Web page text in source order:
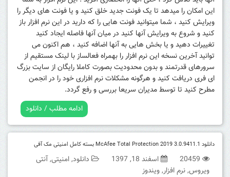
این امکان را میدهد تا یک فونت جدید خلق کنید و یا فونت های دیگر را
ویرایش کنید ، شما میتوانید فونت هایی را که دارید در این نرم افزار باز
کنید و شروع به ویرایش آنها کنید در میان آنها فاصله ایجاد کنید
تغییرات دهید و یا بخش هایی به آنها اضافه کنید ، هم اکنون می
توانید آخرین نسخه این نرم افزار را بهمراه فعالساز با لینک مستقیم از
سرورهای قدرتمند و بدون محدودیت بصورت کاملا رایگان از سایت بزرگ
ای فری دریافت کنید و هرگونه مشکلات نرم افزاری خود را در انجمن
مطرح کنید تا توسط مدیران سریعا بررسی و رفع گردد.
ادامه مطلب / دانلود
دانلود McAfee Total Protection 2019 3.0.9411.1 بسته کامل امنیتی مک آفی
20459 اسفند 18, 1397 دانلود,امنیتی,آنتی
ویروس,نرم افزار,ویندوز